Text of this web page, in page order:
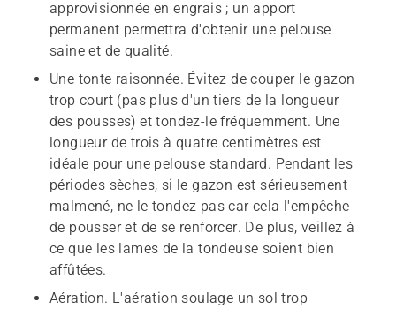
approvisionnée en engrais ; un apport
permanent permettra d'obtenir une pelouse
saine et de qualité.
Une tonte raisonnée. Évitez de couper le gazon
trop court (pas plus d'un tiers de la longueur
des pousses) et tondez-le fréquemment. Une
longueur de trois à quatre centimètres est
idéale pour une pelouse standard. Pendant les
périodes sèches, si le gazon est sérieusement
malmené, ne le tondez pas car cela l'empêche
de pousser et de se renforcer. De plus, veillez à
ce que les lames de la tondeuse soient bien
affûtées.
Aération. L'aération soulage un sol trop